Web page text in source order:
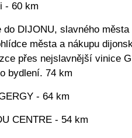
- 60 km
do DIJONU, slavného města
města a nákupu
přes nejslavnější vinice
bydlení. 74 km
- 64 km
CENTRE - 54 km